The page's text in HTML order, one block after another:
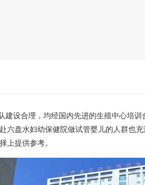
设合理，均经国内先进的生殖中心培
六盘水妇幼保健院做试管婴儿的人群也
上提供参考。